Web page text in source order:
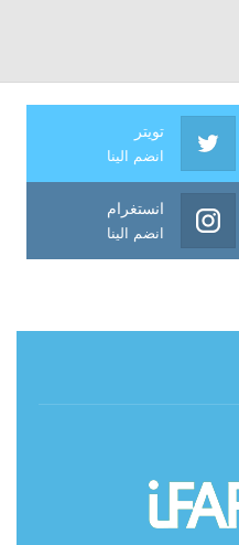
تويتر
انضم الينا
انستغرام
انضم الينا